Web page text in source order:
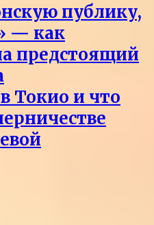
публику,
— как
предстоящий
Токио и что